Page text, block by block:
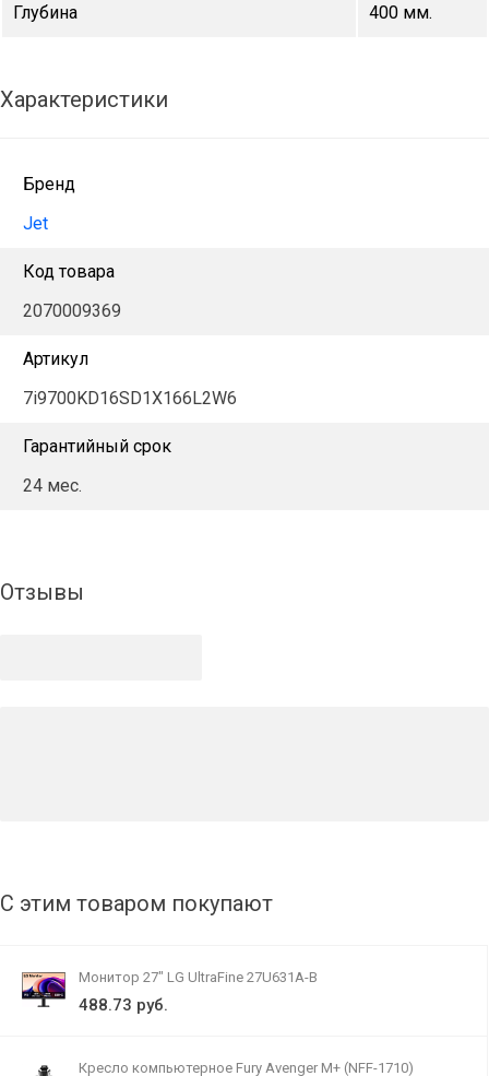
Глубина 400 мм.
Характеристики
Бренд
Jet
Код товара
2070009369
Артикул
7i9700KD16SD1X166L2W6
Гарантийный срок
24 мес.
Отзывы
С этим товаром покупают
Монитор 27" LG UltraFine 27U631A-B
488.73 руб.
Кресло компьютерное Fury Avenger M+ (NFF-1710)